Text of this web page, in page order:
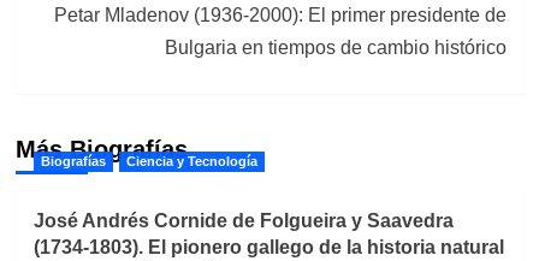
Petar Mladenov (1936-2000): El primer presidente de
Bulgaria en tiempos de cambio histórico
Más Biografías
Biografías Ciencia y Tecnología
José Andrés Cornide de Folgueira y Saavedra
(1734-1803). El pionero gallego de la historia natural